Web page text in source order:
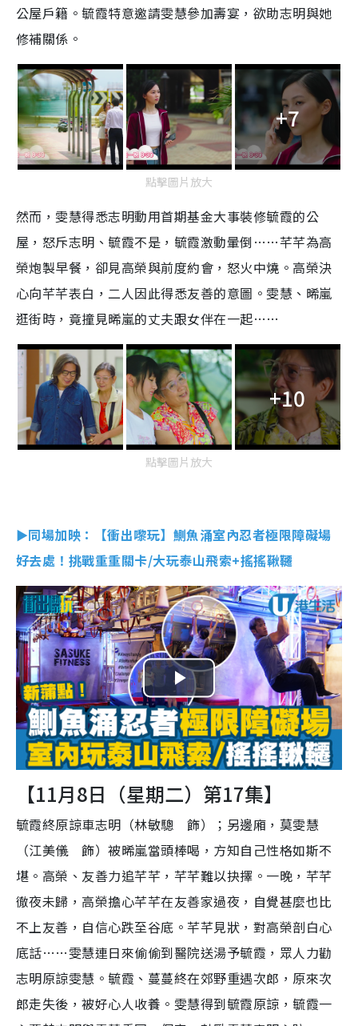
公屋戶籍。毓霞特意邀請雯慧參加壽宴，欲助志明與她
修補關係。
+7
點擊圖片放大
然而，雯慧得悉志明動用首期基金大事裝修毓霞的公
屋，怒斥志明、毓霞不是，毓霞激動暈倒……芊芊為高
榮炮製早餐，卻見高榮與前度約會，怒火中燒。高榮決
心向芊芊表白，二人因此得悉友善的意圖。雯慧、晞嵐
逛街時，竟撞見晞嵐的丈夫跟女伴在一起……
+10
點擊圖片放大
►同場加映：【衝出嚟玩】鰂魚涌室內忍者極限障礙場
好去處！挑戰重重關卡/大玩泰山飛索+搖搖鞦韆
P
l
a
y
V
i
d
e
o
【11月8日（星期二）第17集】
毓霞終原諒車志明（林敏驄 飾）；另邊廂，莫雯慧
（江美儀 飾）被晞嵐當頭棒喝，方知自己性格如斯不
堪。高榮、友善力追芊芊，芊芊難以抉擇。一晚，芊芊
徹夜未歸，高榮擔心芊芊在友善家過夜，自覺甚麼也比
不上友善，自信心跌至谷底。芊芊見狀，對高榮剖白心
底話……雯慧連日來偷偷到醫院送湯予毓霞，眾人力勸
志明原諒雯慧。毓霞、蔓蔓終在郊野重遇次郎，原來次
郎走失後，被好心人收養。雯慧得到毓霞原諒，毓霞一